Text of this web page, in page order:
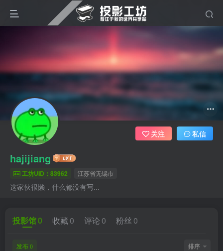
hajijiang
工坊UID：83962 江苏省无锡市
这家伙很懒，什么都没有写...
关注 私信
投影馆0 收藏 0 评论 0 粉丝 0
发布 0 排序